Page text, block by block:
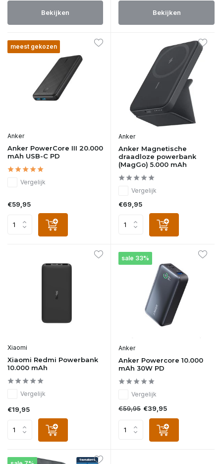
Bekijken Bekijken
meest gekozen
Anker
Anker PowerCore III 20.000
mAh USB-C PD
Vergelijk
€59,95
Anker
Anker Magnetische
draadloze powerbank
(MagGo) 5.000 mAh
Vergelijk
€69,95
Xiaomi
Xiaomi Redmi Powerbank
10.000 mAh
Vergelijk
€19,95
sale 33%
Anker
Anker Powercore 10.000
mAh 30W PD
Vergelijk
€59,95 €39,95